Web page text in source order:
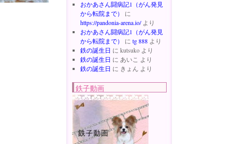
おかあさん闘病記1（がん発見
から転院まで）
に
https://pandonia-arena.io/より
おかあさん闘病記1（がん発見
から転院まで）
に tg 888より
鉄の誕生日 に kutsukoより
鉄の誕生日 に あいこ より
鉄の誕生日 に きょん より
鉄子動画